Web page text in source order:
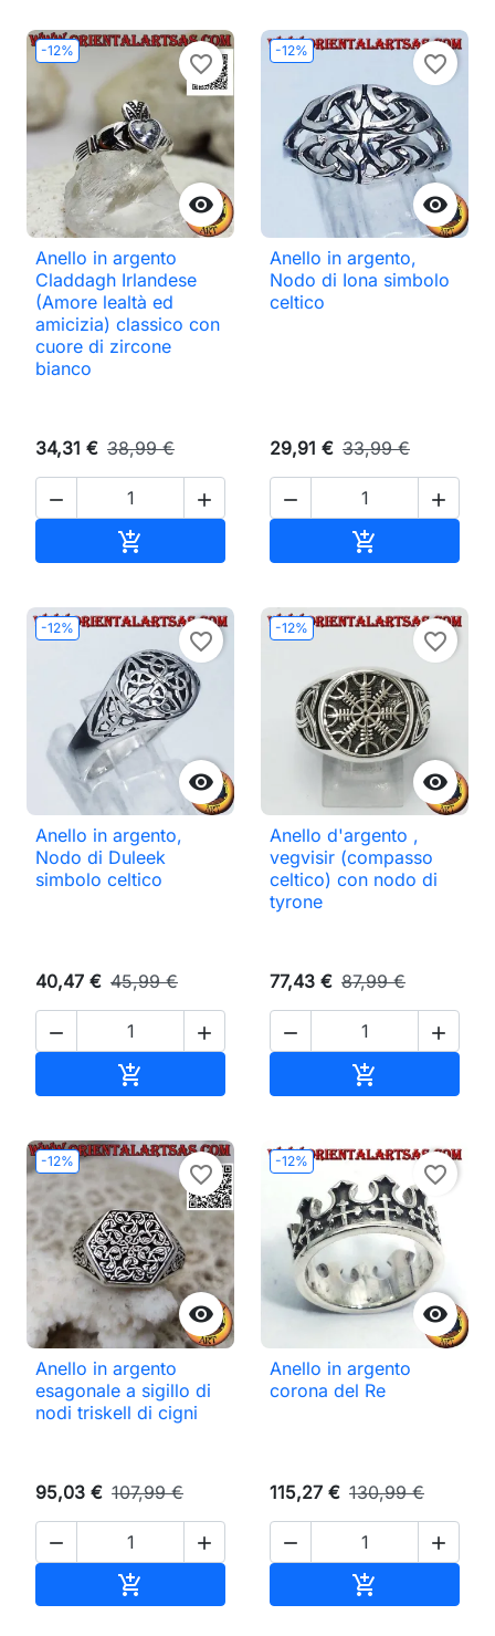
-12%

favorite_border
Anello in argento
Claddagh Irlandese
(Amore lealtà ed
amicizia) classico con
cuore di zircone
bianco
34,31 € 38,99 €
 

-12%

favorite_border
Anello in argento,
Nodo di Iona simbolo
celtico
29,91 € 33,99 €
 

-12%

favorite_border
Anello in argento,
Nodo di Duleek
simbolo celtico
40,47 € 45,99 €
 

-12%

favorite_border
Anello d'argento ,
vegvisir (compasso
celtico) con nodo di
tyrone
77,43 € 87,99 €
 

-12%

favorite_border
Anello in argento
esagonale a sigillo di
nodi triskell di cigni
95,03 € 107,99 €
 

-12%

favorite_border
Anello in argento
corona del Re
115,27 € 130,99 €
 
